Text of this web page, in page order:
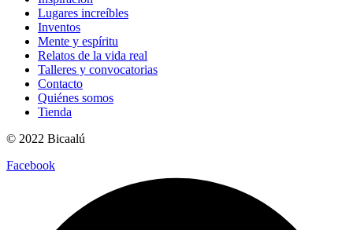
Lugares increíbles
Inventos
Mente y espíritu
Relatos de la vida real
Talleres y convocatorias
Contacto
Quiénes somos
Tienda
© 2022 Bicaalú
Facebook